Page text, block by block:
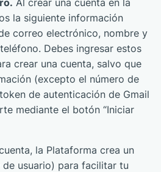
Al crear una cuenta en la
la siguiente información
correo electrónico, nombre y
Debes ingresar estos
crear una cuenta, salvo que
(excepto el número de
de autenticación de Gmail
mediante el botón “Iniciar
la Plataforma crea un
usuario) para facilitar tu